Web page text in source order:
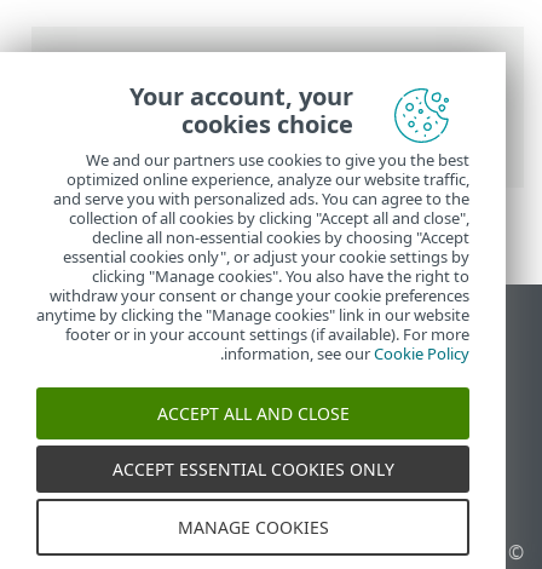
تعليمات ESET عبر الإنترنت >
ESET Mobile
Security
> ESET Mobile Security مقدمة
عرض موقع سطح المكتب
End of Life
قاعدة معارف ESET
ESET Status Portal
الدعم الإقليمي
© 1992 - 2026 ESET, spol. s إدارة ملفات تعريف الارتباط
Your account, your
cookies choice
We and our partners use cookies to give you the best
optimized online experience, analyze our website traffic,
and serve you with personalized ads. You can agree to the
collection of all cookies by clicking "Accept all and close",
decline all non-essential cookies by choosing "Accept
essential cookies only", or adjust your cookie settings by
clicking "Manage cookies". You also have the right to
withdraw your consent or change your cookie preferences
anytime by clicking the "Manage cookies" link in our website
footer or in your account settings (if available). For more
information, see ourCookie Policy
.
ACCEPT ALL AND CLOSE
ACCEPT ESSENTIAL COOKIES ONLY
MANAGE COOKIES